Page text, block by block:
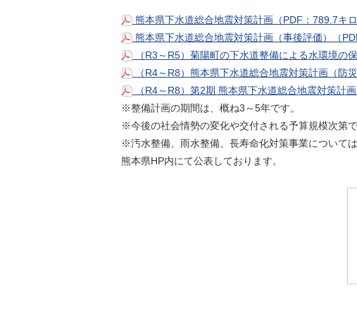
熊本県下水道総合地震対策計画（PDF：789.7キ
熊本県下水道総合地震対策計画（事後評価）（
（R3～R5）菊陽町の下水道整備による水環境の
（R4～R8）熊本県下水道総合地震対策計画（防
（R4～R8）第2期 熊本県下水道総合地震対策計
※整備計画の期間は、概ね3～5年です。
※今後の社会情勢の変化や交付される予算規模次第
※汚水整備、雨水整備、長寿命化対策事業について
熊本県HP内にて公表しております。